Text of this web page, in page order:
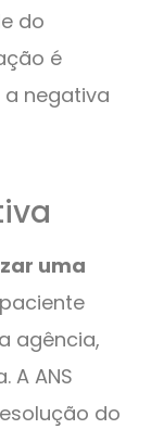
do
é
negativa
uma
agência,
A ANS
do